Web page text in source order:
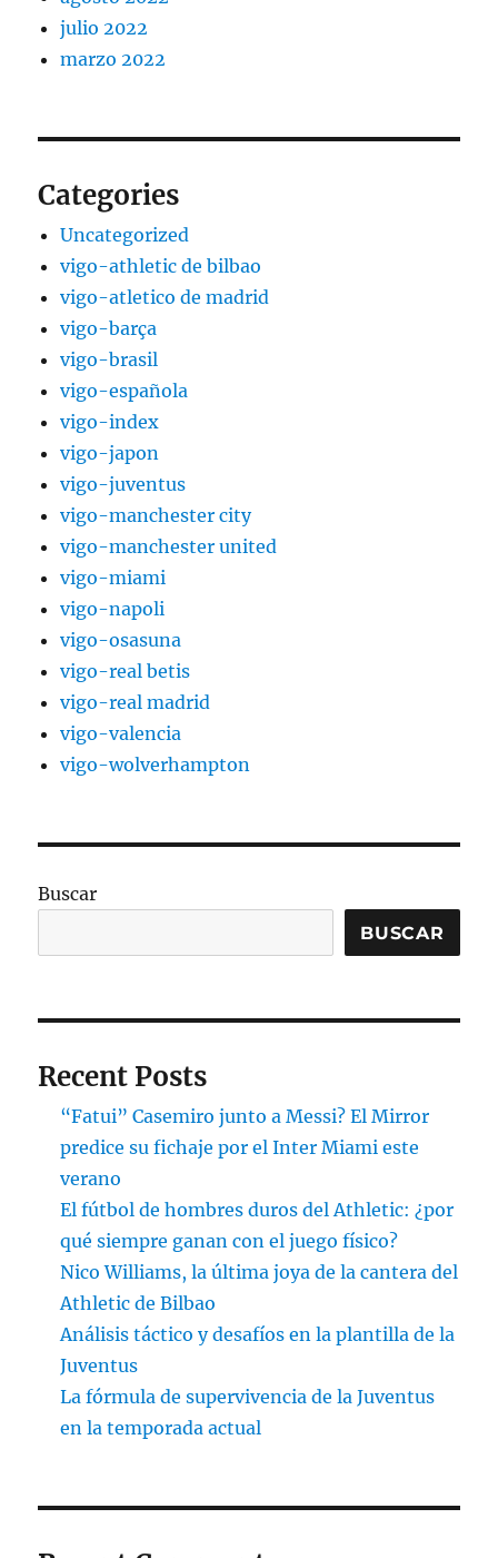
julio 2022
marzo 2022
Categories
Uncategorized
vigo-athletic de bilbao
vigo-atletico de madrid
vigo-barça
vigo-brasil
vigo-española
vigo-index
vigo-japon
vigo-juventus
vigo-manchester city
vigo-manchester united
vigo-miami
vigo-napoli
vigo-osasuna
vigo-real betis
vigo-real madrid
vigo-valencia
vigo-wolverhampton
Buscar
BUSCAR
Recent Posts
“Fatui” Casemiro junto a Messi? El Mirror
predice su fichaje por el Inter Miami este
verano
El fútbol de hombres duros del Athletic: ¿por
qué siempre ganan con el juego físico?
Nico Williams, la última joya de la cantera del
Athletic de Bilbao
Análisis táctico y desafíos en la plantilla de la
Juventus
La fórmula de supervivencia de la Juventus
en la temporada actual